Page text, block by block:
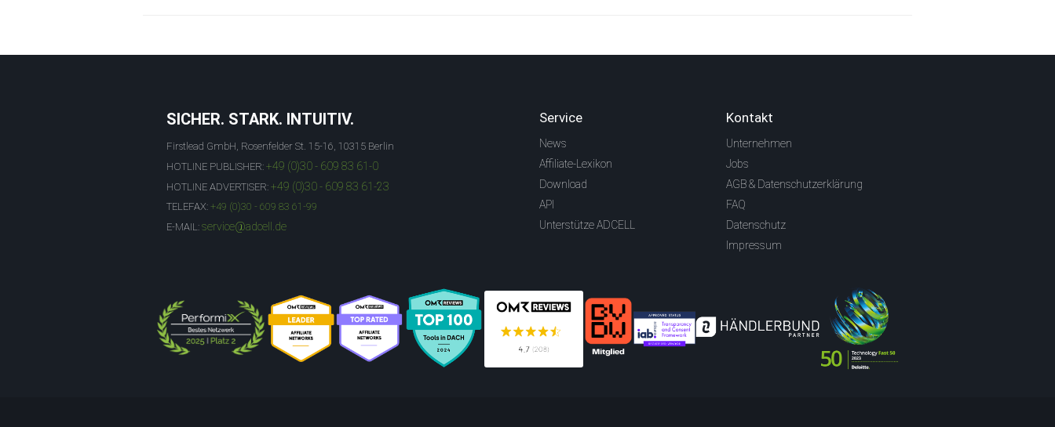
SICHER. STARK. INTUITIV.
Firstlead GmbH, Rosenfelder St. 15-16, 10315 Berlin
HOTLINE PUBLISHER: +49 (0)30 - 609 83 61-0
HOTLINE ADVERTISER: +49 (0)30 - 609 83 61-23
TELEFAX: +49 (0)30 - 609 83 61-99
E-MAIL: service@adcell.de
Service
News
Affiliate-Lexikon
Download
API
Unterstütze ADCELL
Kontakt
Unternehmen
Jobs
AGB & Datenschutzerklärung
FAQ
Datenschutz
Impressum